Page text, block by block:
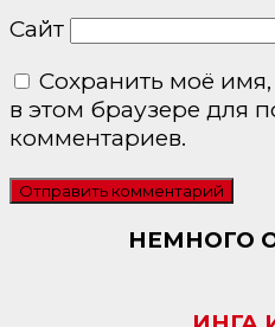
Сайт
Сохранить моё
в этом браузере для
комментариев.
НЕМНОГО